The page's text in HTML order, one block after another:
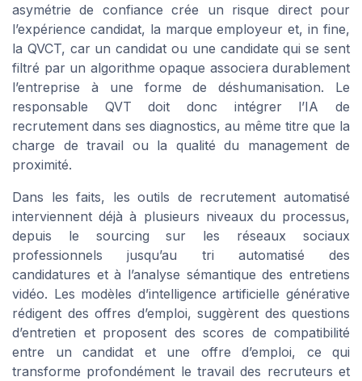
asymétrie de confiance crée un risque direct pour
l’expérience candidat, la marque employeur et, in fine,
la QVCT, car un candidat ou une candidate qui se sent
filtré par un algorithme opaque associera durablement
l’entreprise à une forme de déshumanisation. Le
responsable QVT doit donc intégrer l’IA de
recrutement dans ses diagnostics, au même titre que la
charge de travail ou la qualité du management de
proximité.
Dans les faits, les outils de recrutement automatisé
interviennent déjà à plusieurs niveaux du processus,
depuis le sourcing sur les réseaux sociaux
professionnels jusqu’au tri automatisé des
candidatures et à l’analyse sémantique des entretiens
vidéo. Les modèles d’intelligence artificielle générative
rédigent des offres d’emploi, suggèrent des questions
d’entretien et proposent des scores de compatibilité
entre un candidat et une offre d’emploi, ce qui
transforme profondément le travail des recruteurs et